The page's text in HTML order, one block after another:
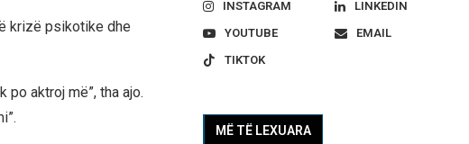
krizë psikotike dhe
po aktroj më”, tha ajo.
INSTAGRAM
LINKEDIN
YOUTUBE
EMAIL
TIKTOK
MË TË LEXUARA